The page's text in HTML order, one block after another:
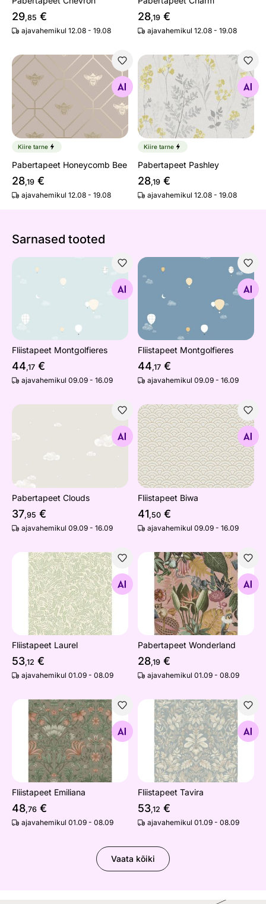
29,85 €
ajavahemikul 12.08 - 19.08
28,19 €
ajavahemikul 12.08 - 19.08
Pabertapeet Honeycomb Bee
Otsi sarnaseid
Kiire tarne
Pabertapeet Honeycomb Bee
28,19 €
ajavahemikul 12.08 - 19.08
Pabertapeet Pashley
Otsi sarnaseid
Kiire tarne
Pabertapeet Pashley
28,19 €
ajavahemikul 12.08 - 19.08
Sarnased tooted
Fliistapeet Montgolfieres
Otsi sarnaseid
Fliistapeet Montgolfieres
44,17 €
ajavahemikul 09.09 - 16.09
Fliistapeet Montgolfieres
Otsi sarnaseid
Fliistapeet Montgolfieres
44,17 €
ajavahemikul 09.09 - 16.09
Pabertapeet Clouds
Otsi sarnaseid
Pabertapeet Clouds
37,95 €
ajavahemikul 09.09 - 16.09
Fliistapeet Biwa
Otsi sarnaseid
Fliistapeet Biwa
41,50 €
ajavahemikul 09.09 - 16.09
Fliistapeet Laurel
Otsi sarnaseid
Fliistapeet Laurel
53,12 €
ajavahemikul 01.09 - 08.09
Pabertapeet Wonderland
Otsi sarnaseid
Pabertapeet Wonderland
28,19 €
ajavahemikul 01.09 - 08.09
Fliistapeet Emiliana
Otsi sarnaseid
Fliistapeet Emiliana
48,76 €
ajavahemikul 01.09 - 08.09
Fliistapeet Tavira
Otsi sarnaseid
Fliistapeet Tavira
53,12 €
ajavahemikul 01.09 - 08.09
Vaata kõiki